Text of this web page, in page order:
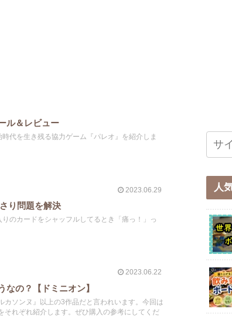
ル＆レビュー
代を生き残る協力ゲーム『パレオ』を紹介しま
2023.06.29
り問題を解決
のカードをシャッフルしてるとき「痛っ！」っ
2023.06.22
なの？【ドミニオン】
ソンヌ』以上の3作品だと言われいます。今回は
それぞれ紹介します。ぜひ購入の参考にしてくだ
人